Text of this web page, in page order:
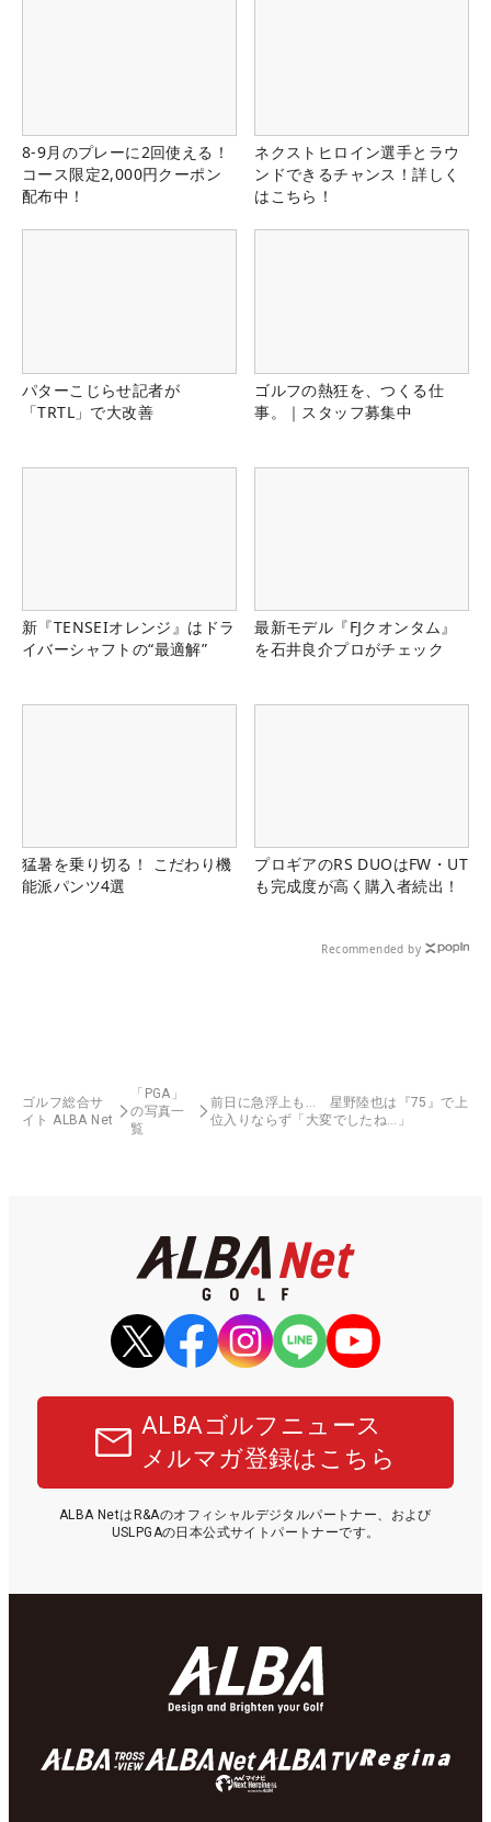
8-9月のプレーに2回使える！
コース限定2,000円クーポン
配布中！
ネクストヒロイン選手とラウ
ンドできるチャンス！詳しく
はこちら！
パターこじらせ記者が
「TRTL」で大改善
ゴルフの熱狂を、つくる仕
事。｜スタッフ募集中
新『TENSEIオレンジ』はドラ
イバーシャフトの“最適解”
最新モデル『FJクオンタム』
を石井良介プロがチェック
猛暑を乗り切る！ こだわり機
能派パンツ4選
プロギアのRS DUOはFW・UT
も完成度が高く購入者続出！
Recommended by
ゴルフ総合サ
イト ALBA Net
「PGA」
の写真一
覧
前日に急浮上も… 星野陸也は『75』で上
位入りならず「大変でしたね…」
ALBAゴルフニュース
メルマガ登録はこちら
ALBA NetはR&Aのオフィシャルデジタルパートナー、および
USLPGAの日本公式サイトパートナーです。